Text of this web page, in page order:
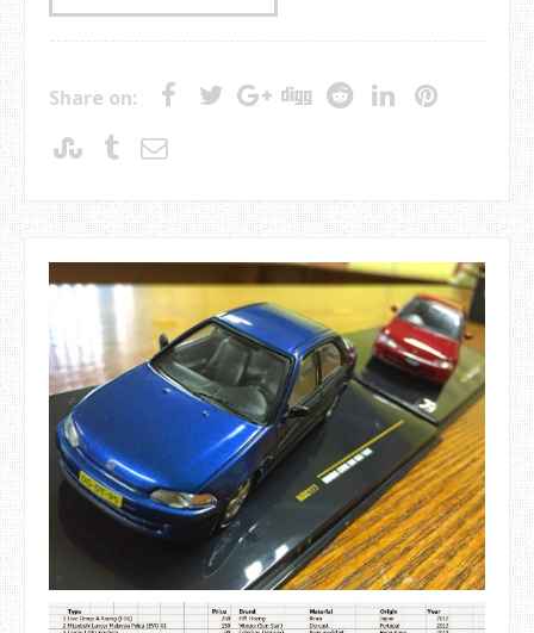
Share on: